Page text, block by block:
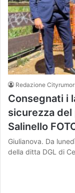
Redazione
Consegnati i
sicurezza
Salinello
Giulianova. Da
della ditta DGL di